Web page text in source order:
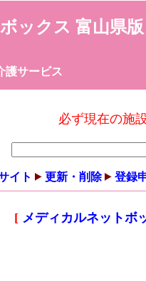
ックス 富山県版
護サービス
必ず現在の施
イト 更新・削除 登録
[ メディカルネットボ